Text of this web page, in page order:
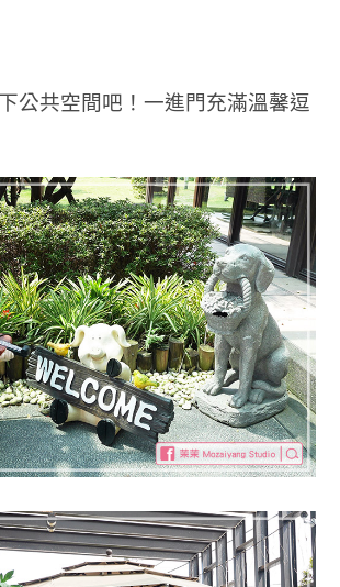
公共空間吧！一進門充滿溫馨逗